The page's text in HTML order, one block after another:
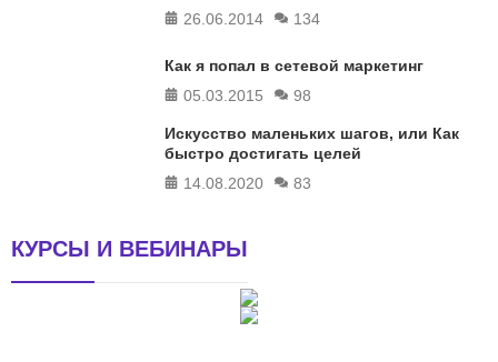
26.06.2014
134
Как я попал в сетевой маркетинг
05.03.2015
98
Искусство маленьких шагов, или Как
быстро достигать целей
14.08.2020
83
КУРСЫ И ВЕБИНАРЫ